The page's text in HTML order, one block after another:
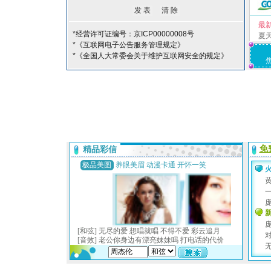
*经营许可证编号：京ICP00000008号
*《互联网电子公告服务管理规定》
*《全国人大常委会关于维护互联网安全的规定》
最
夏